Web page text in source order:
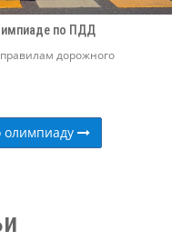
по ПДД
дорожного
олимпиаду